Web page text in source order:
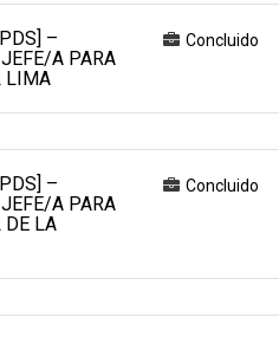
–
A PARA
LIMA
Concluido
–
A PARA
DE LA
Concluido